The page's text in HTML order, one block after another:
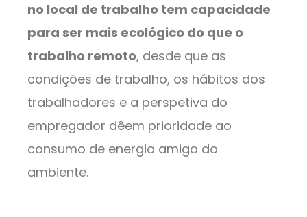
no local de trabalho tem capacidade
para ser mais ecológico do que o
trabalho remoto, desde que as
condições de trabalho, os hábitos dos
trabalhadores e a perspetiva do
empregador dêem prioridade ao
consumo de energia amigo do
ambiente.